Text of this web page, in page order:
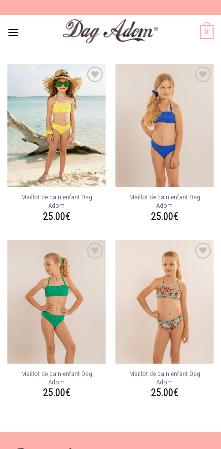
to
content
0
Maillot de bain enfant Dag
Adom
25.00€
Maillot de bain enfant Dag
Adom
25.00€
wishlist
Maillot de bain enfant Dag
Adom
25.00€
Maillot de bain enfant Dag
Adom
25.00€